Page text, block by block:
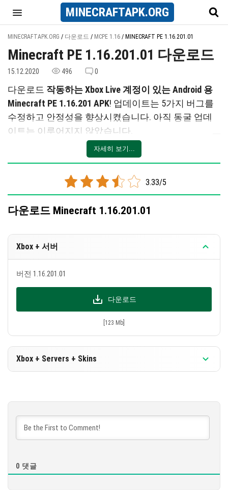
MINECRAFTAPK.ORG
MINECRAFTAPK.ORG / 다운로드 / MCPE 1.16 / MINECRAFT PE 1.16.201.01
Minecraft PE 1.16.201.01 다운로드
15.12.2020 496 0
다운로드 작동하는 Xbox Live 계정이 있는 Android 용
Minecraft PE 1.16.201 APK! 업데이트는 5가지 버그를
수정하고 안정성을 향상시켰습니다. 아직 동굴 업데
이트는 이루어지지 않았습니다.
는 릴리스 버전을 더 안정적으로 만드는 것입니다. 수
정된 목록:
이제 Minecraft는 다시 모든 Windows 10 기기에서
이중 상자가 사라지는 버그가 수정되었습니다
을 잃지 않습니다
오래된 AMD 컴퓨터에서 다시 메뉴 버튼이 보입니
Android에서 세계를 생성할 때 게임이 다운되는 버
그가 수정되었습니다
Windows 10 사용자들은 드라이버를 업데이트하
는 것을 권장합니다
자세히 보기...
3.33/5
다운로드 Minecraft 1.16.201.01
Xbox + 서버
버전 1.16.201.01
다운로드
[123 Mb]
Xbox + Servers + Skins
0 댓글